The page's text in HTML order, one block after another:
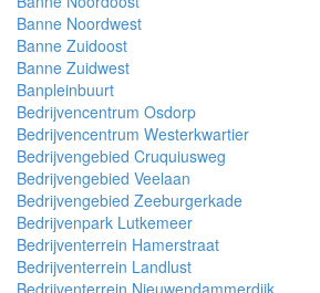
Banne Noordwest
Banne Zuidoost
Banne Zuidwest
Banpleinbuurt
Bedrijvencentrum Osdorp
Bedrijvencentrum Westerkwartier
Bedrijvengebied Cruquiusweg
Bedrijvengebied Veelaan
Bedrijvengebied Zeeburgerkade
Bedrijvenpark Lutkemeer
Bedrijventerrein Hamerstraat
Bedrijventerrein Landlust